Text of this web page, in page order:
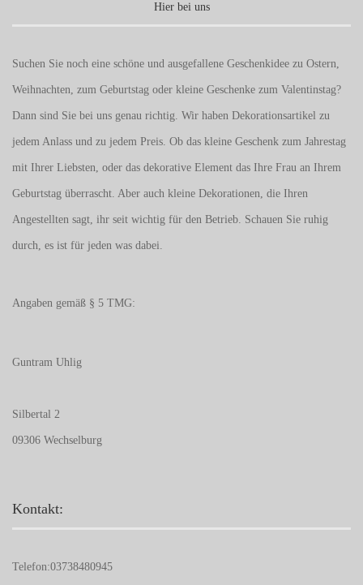
Hier bei uns
Suchen Sie noch eine schöne und ausgefallene Geschenkidee zu Ostern,
Weihnachten, zum Geburtstag oder kleine Geschenke zum Valentinstag?
Dann sind Sie bei uns genau richtig. Wir haben Dekorationsartikel zu
jedem Anlass und zu jedem Preis. Ob das kleine Geschenk zum Jahrestag
mit Ihrer Liebsten, oder das dekorative Element das Ihre Frau an Ihrem
Geburtstag überrascht. Aber auch kleine Dekorationen, die Ihren
Angestellten sagt, ihr seit wichtig für den Betrieb. Schauen Sie ruhig
durch, es ist für jeden was dabei.
Angaben gemäß § 5 TMG:
Guntram Uhlig
Silbertal 2
09306 Wechselburg
Kontakt:
Telefon:03738480945